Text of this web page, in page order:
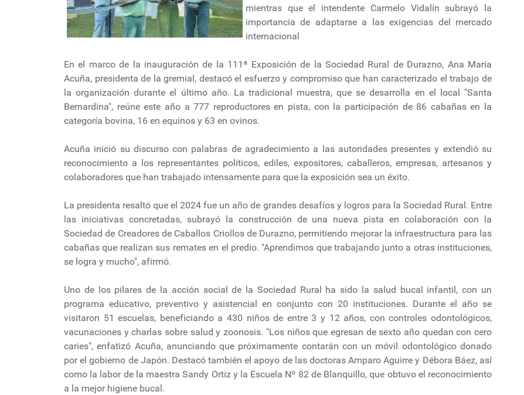
mientras que el intendente Carmelo Vidalín subrayó la
importancia de adaptarse a las exigencias del mercado
internacional
En el marco de la inauguración de la 111ª Exposición de la Sociedad Rural de Durazno, Ana María
Acuña, presidenta de la gremial, destacó el esfuerzo y compromiso que han caracterizado el trabajo de
la organización durante el último año. La tradicional muestra, que se desarrolla en el local "Santa
Bernardina", reúne este año a 777 reproductores en pista, con la participación de 86 cabañas en la
categoría bovina, 16 en equinos y 63 en ovinos.
Acuña inició su discurso con palabras de agradecimiento a las autoridades presentes y extendió su
reconocimiento a los representantes políticos, ediles, expositores, caballeros, empresas, artesanos y
colaboradores que han trabajado intensamente para que la exposición sea un éxito.
La presidenta resaltó que el 2024 fue un año de grandes desafíos y logros para la Sociedad Rural. Entre
las iniciativas concretadas, subrayó la construcción de una nueva pista en colaboración con la
Sociedad de Creadores de Caballos Criollos de Durazno, permitiendo mejorar la infraestructura para las
cabañas que realizan sus remates en el predio. "Aprendimos que trabajando junto a otras instituciones,
se logra y mucho", afirmó.
Uno de los pilares de la acción social de la Sociedad Rural ha sido la salud bucal infantil, con un
programa educativo, preventivo y asistencial en conjunto con 20 instituciones. Durante el año se
visitaron 51 escuelas, beneficiando a 430 niños de entre 3 y 12 años, con controles odontológicos,
vacunaciones y charlas sobre salud y zoonosis. "Los niños que egresan de sexto año quedan con cero
caries", enfatizó Acuña, anunciando que próximamente contarán con un móvil odontológico donado
por el gobierno de Japón. Destacó también el apoyo de las doctoras Amparo Aguirre y Débora Báez, así
como la labor de la maestra Sandy Ortiz y la Escuela Nº 82 de Blanquillo, que obtuvo el reconocimiento
a la mejor higiene bucal.